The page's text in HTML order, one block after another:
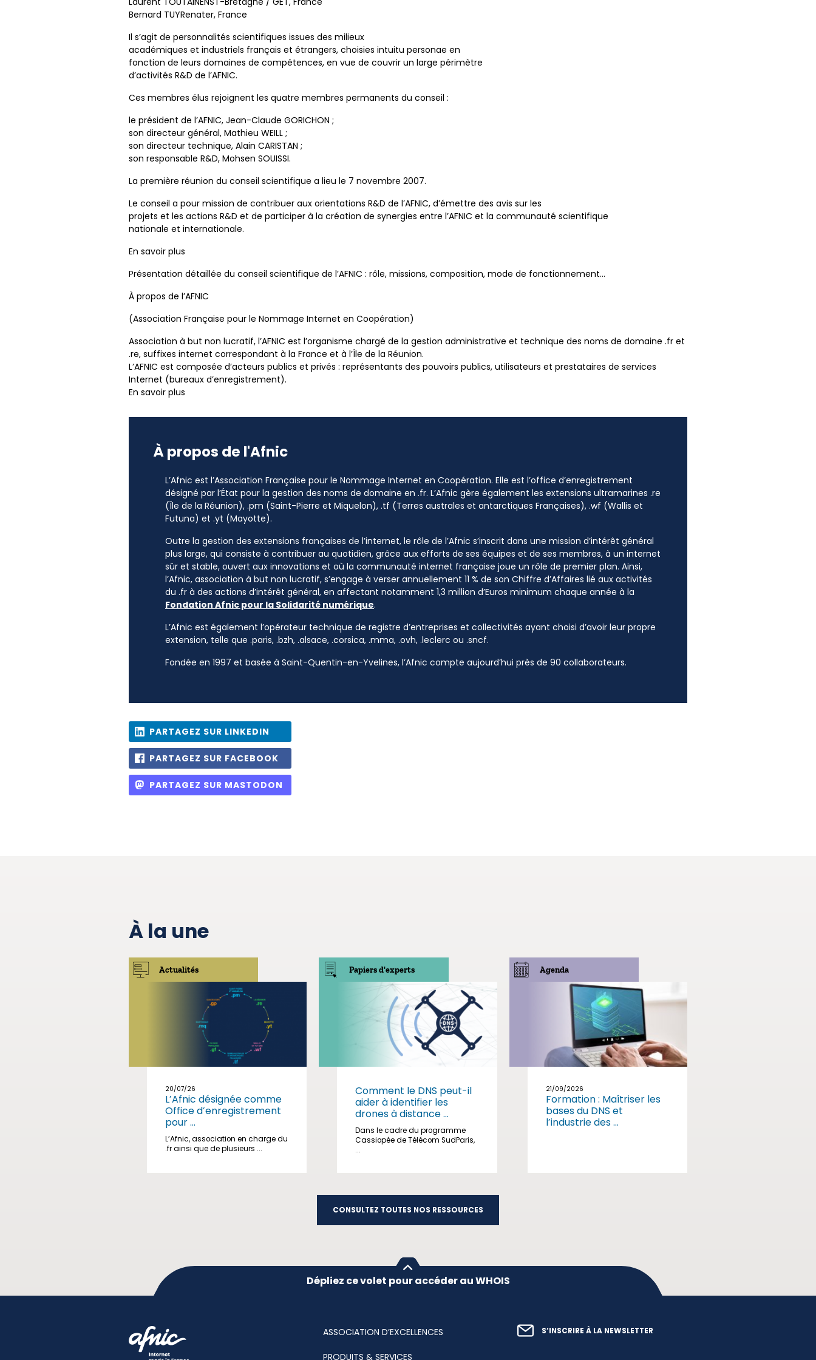
Bernard TUYRenater, France
Il s’agit de personnalités scientifiques issues des milieux
académiques et industriels français et étrangers, choisies intuitu personae en
fonction de leurs domaines de compétences, en vue de couvrir un large périmètre
d’activités R&D de l’AFNIC.
Ces membres élus rejoignent les quatre membres permanents du conseil :
le président de l’AFNIC, Jean-Claude GORICHON ;
son directeur général, Mathieu WEILL ;
son directeur technique, Alain CARISTAN ;
son responsable R&D, Mohsen SOUISSI.
La première réunion du conseil scientifique a lieu le 7 novembre 2007.
Le conseil a pour mission de contribuer aux orientations R&D de l’AFNIC, d’émettre des avis sur les
projets et les actions R&D et de participer à la création de synergies entre l’AFNIC et la communauté scientifique
nationale et internationale.
En savoir plus
Présentation détaillée du conseil scientifique de l’AFNIC : rôle, missions, composition, mode de fonctionnement…
À propos de l’AFNIC
(Association Française pour le Nommage Internet en Coopération)
Association à but non lucratif, l’AFNIC est l’organisme chargé de la gestion administrative et technique des noms de domaine .fr et
.re, suffixes internet correspondant à la France et à l’Île de la Réunion.
L’AFNIC est composée d’acteurs publics et privés : représentants des pouvoirs publics, utilisateurs et prestataires de services
Internet (bureaux d’enregistrement).
En savoir plus
À propos de l'Afnic
L’Afnic est l’Association Française pour le Nommage Internet en Coopération. Elle est l’office d’enregistrement
désigné par l’État pour la gestion des noms de domaine en .fr. L’Afnic gère également les extensions ultramarines .re
(Île de la Réunion), .pm (Saint-Pierre et Miquelon), .tf (Terres australes et antarctiques Françaises), .wf (Wallis et
Futuna) et .yt (Mayotte).
Outre la gestion des extensions françaises de l’internet, le rôle de l’Afnic s’inscrit dans une mission d’intérêt général
plus large, qui consiste à contribuer au quotidien, grâce aux efforts de ses équipes et de ses membres, à un internet
sûr et stable, ouvert aux innovations et où la communauté internet française joue un rôle de premier plan. Ainsi,
l’Afnic, association à but non lucratif, s’engage à verser annuellement 11 % de son Chiffre d’Affaires lié aux activités
du .fr à des actions d’intérêt général, en affectant notamment 1,3 million d’Euros minimum chaque année à la
Fondation Afnic pour la Solidarité numérique.
L’Afnic est également l’opérateur technique de registre d’entreprises et collectivités ayant choisi d’avoir leur propre
extension, telle que .paris, .bzh, .alsace, .corsica, .mma, .ovh, .leclerc ou .sncf.
Fondée en 1997 et basée à Saint-Quentin-en-Yvelines, l’Afnic compte aujourd’hui près de 90 collaborateurs.
PARTAGEZ SUR LINKEDIN
PARTAGEZ SUR FACEBOOK
PARTAGEZ SUR MASTODON
À la une
Actualités
20/07/26
L’Afnic désignée comme
Office d’enregistrement
pour ...
L’Afnic, association en charge du
.fr ainsi que de plusieurs ...
Papiers d'experts
Comment le DNS peut-il
aider à identifier les
drones à distance ...
Dans le cadre du programme
Cassiopée de Télécom SudParis,
...
Agenda
21/09/2026
Formation : Maîtriser les
bases du DNS et
l’industrie des ...
CONSULTEZ TOUTES NOS RESSOURCES
Dépliez ce volet pour accéder au WHOIS
ASSOCIATION D’EXCELLENCES
PRODUITS & SERVICES
S’INSCRIRE À LA NEWSLETTER